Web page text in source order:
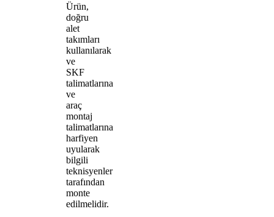
Ürün,
doğru
alet
takımları
kullanılarak
ve
SKF
talimatlarına
ve
araç
montaj
talimatlarına
harfiyen
uyularak
bilgili
teknisyenler
tarafından
monte
edilmelidir.